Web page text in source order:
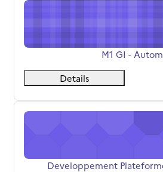
M1 GI -
M1 GI -
Details
Developpement
Developpement